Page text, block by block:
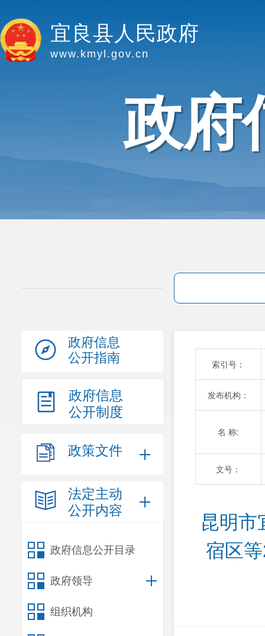
宜良县人民政府
www.kmyl.gov.cn
政府
政府信息
公开指南
政府信息
公开制度
政策文件
法定主动
公开内容
政府信息公开目录
政府领导
组织机构
索引号：
发布机构：
名 称:
文号：
昆明市
宿区